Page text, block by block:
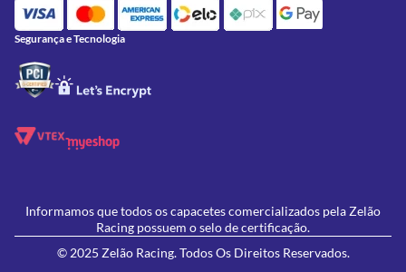
Feminino
Lançamentos
Política de Privacidade
Política de Campanhas e promoções
Oficina/Serviços
Segurança e Tecnologia
Informamos que todos os capacetes comercializados pela Zelão
Racing possuem o selo de certificação.
© 2025 Zelão Racing. Todos Os Direitos Reservados.